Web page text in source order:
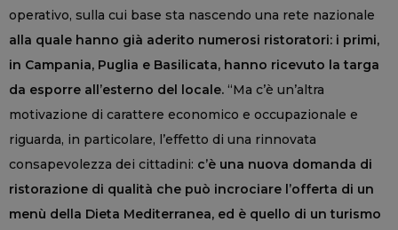
operativo, sulla cui base sta nascendo una rete nazionale
alla quale hanno già aderito numerosi ristoratori: i primi,
in Campania, Puglia e Basilicata, hanno ricevuto la targa
da esporre all’esterno del locale. “Ma c’è un’altra
motivazione di carattere economico e occupazionale e
riguarda, in particolare, l’effetto di una rinnovata
consapevolezza dei cittadini: c’è una nuova domanda di
ristorazione di qualità che può incrociare l’offerta di un
menù della Dieta Mediterranea, ed è quello di un turismo